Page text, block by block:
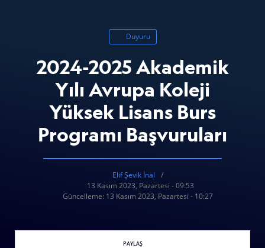
Duyuru
2024-2025 Akademik
Yılı Avrupa Koleji
Yüksek Lisans Burs
Programı Başvuruları
Elif Şevik İnal
13 Kasım 2023, Pazartesi - 09:53
Güncelleme: 13 Kasım 2023, Pazartesi - 10:27
PAYLAŞ